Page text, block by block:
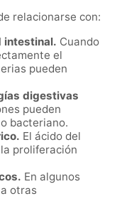
relacionarse con:
intestinal. Cuando
el
pueden
digestivas
pueden
bacteriano.
El ácido del
proliferación
En algunos
otras